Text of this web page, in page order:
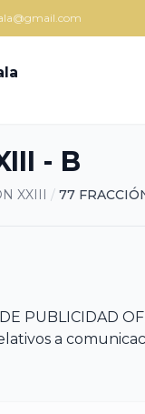
- B
XXIII / 77
PUBLICIDAD
a